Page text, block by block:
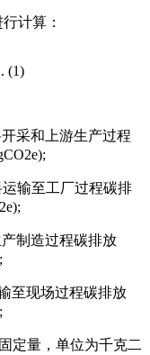
计算：
(1)
采和上游生产过程
输至工厂过程碳排
制造过程碳排放
至现场过程碳排放
定量，单位为千克二